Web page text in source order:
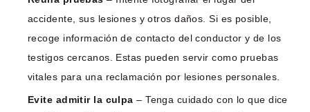
accidente, sus lesiones y otros daños. Si es posible,
recoge información de contacto del conductor y de los
testigos cercanos. Estas pueden servir como pruebas
vitales para una reclamación por lesiones personales.
Evite admitir la culpa – Tenga cuidado con lo que dice